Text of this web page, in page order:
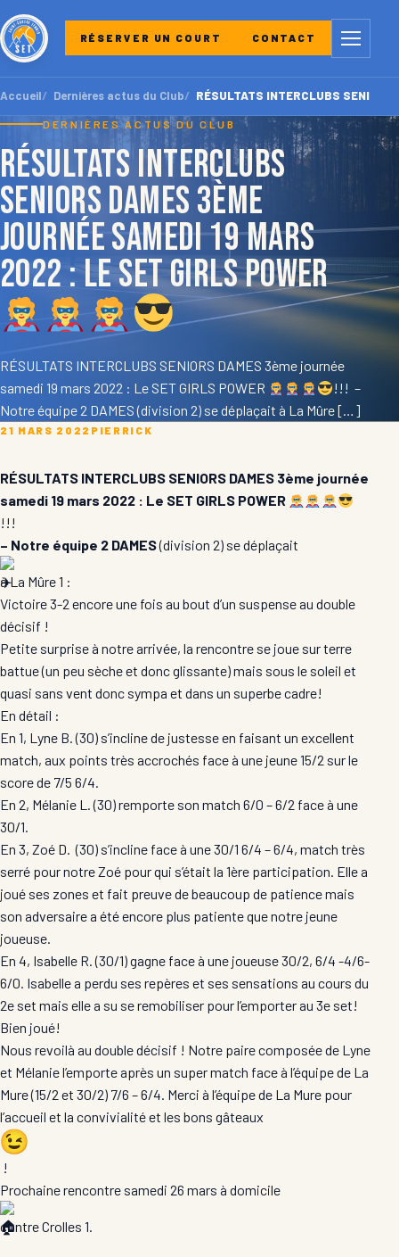
RÉSERVER UN COURT CONTACT Menu
Accueil Dernières actus du Club RÉSULTATS INTERCLUBS
DERNIÈRES ACTUS DU CLUB
RÉSULTATS INTERCLUBS
SENIORS DAMES 3ème
journée samedi 19 mars
2022 : Le SET GIRLS POWER
RÉSULTATS INTERCLUBS SENIORS DAMES 3ème journée
samedi 19 mars 2022 : Le SET GIRLS POWER
!!! –
Notre équipe 2 DAMES (division 2) se déplaçait à La Mûre […]
21 MARS 2022 PIERRICK
RÉSULTATS INTERCLUBS SENIORS DAMES 3ème journée
samedi 19 mars 2022 : Le SET GIRLS POWER
!!!
– Notre équipe 2 DAMES(division 2) se déplaçait
à La Mûre 1 :
Victoire 3-2 encore une fois au bout d’un suspense au double
décisif !
Petite surprise à notre arrivée, la rencontre se joue sur terre
battue (un peu sèche et donc glissante) mais sous le soleil et
quasi sans vent donc sympa et dans un superbe cadre!
En détail :
En 1, Lyne B. (30) s’incline de justesse en faisant un excellent
match, aux points très accrochés face à une jeune 15/2 sur le
score de 7/5 6/4.
En 2, Mélanie L. (30) remporte son match 6/0 – 6/2 face à une
30/1.
En 3, Zoé D. (30) s’incline face à une 30/1 6/4 – 6/4, match très
serré pour notre Zoé pour qui s’était la 1ère participation. Elle a
joué ses zones et fait preuve de beaucoup de patience mais
son adversaire a été encore plus patiente que notre jeune
joueuse.
En 4, Isabelle R. (30/1) gagne face à une joueuse 30/2, 6/4 -4/6-
6/0. Isabelle a perdu ses repères et ses sensations au cours du
2e set mais elle a su se remobiliser pour l’emporter au 3e set!
Bien joué!
Nous revoilà au double décisif ! Notre paire composée de Lyne
et Mélanie l’emporte après un super match face à l’équipe de La
Mure (15/2 et 30/2) 7/6 – 6/4. Merci à l’équipe de La Mure pour
l’accueil et la convivialité et les bons gâteaux
!
Prochaine rencontre samedi 26 mars à domicile
contre Crolles 1.